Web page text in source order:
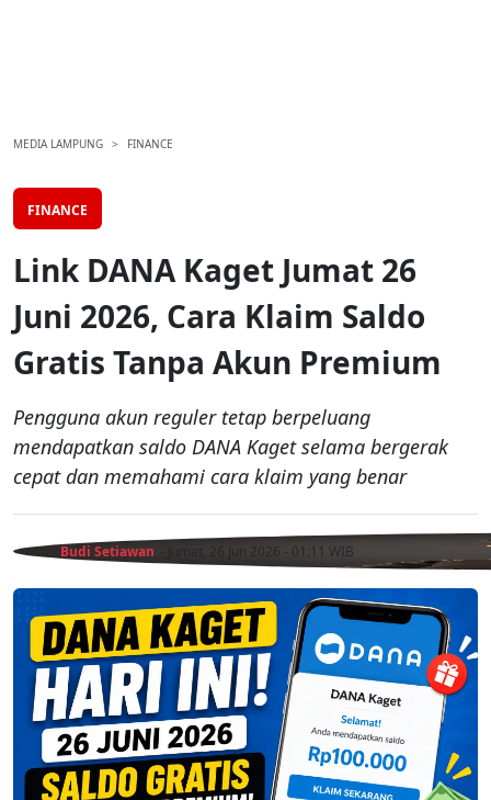
MEDIA LAMPUNG FINANCE
FINANCE
Link DANA Kaget Jumat 26
Juni 2026, Cara Klaim Saldo
Gratis Tanpa Akun Premium
Pengguna akun reguler tetap berpeluang
mendapatkan saldo DANA Kaget selama bergerak
cepat dan memahami cara klaim yang benar
Budi Setiawan - Jumat, 26 Jun 2026 - 01:11 WIB